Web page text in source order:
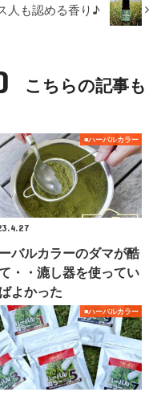
人も認める香り♪
こちらの記事も
■ハーバルカラー
バルカラーのダマが酷
・・漉し器を使ってい
よかった
■ハーバルカラー